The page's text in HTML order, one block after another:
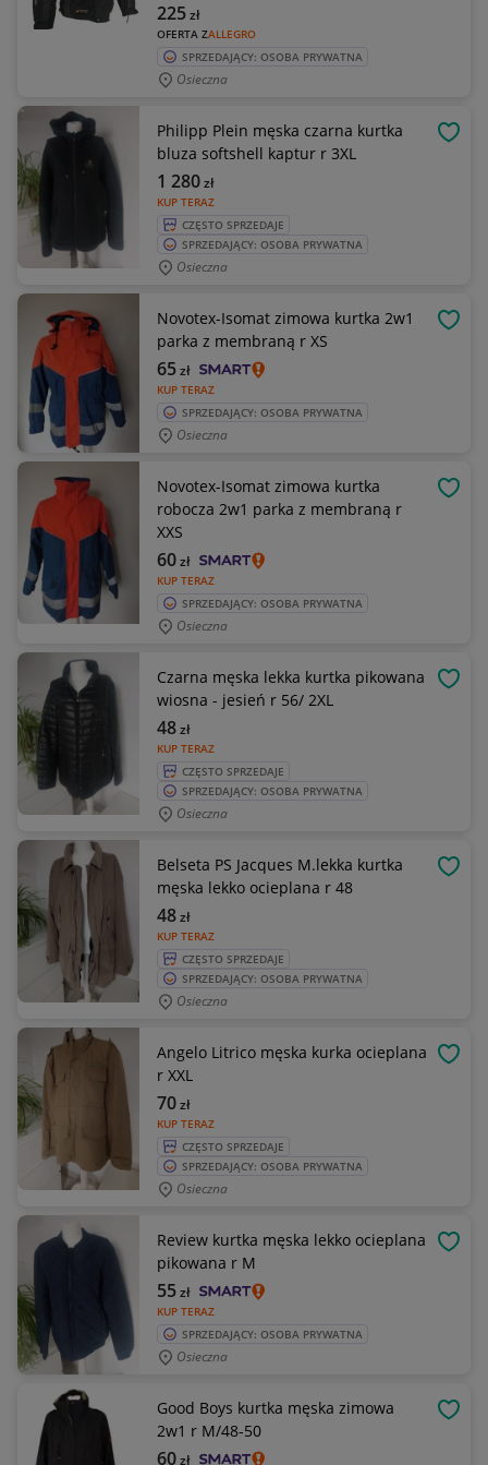
OFERTA ZALLEGRO
225zł
SPRZEDAJĄCY: OSOBA PRYWATNA
Osieczna
Philipp Plein męska czarna kurtka
bluza softshell kaptur r 3XL
KUP TERAZ
1 280zł
CZĘSTO SPRZEDAJE
SPRZEDAJĄCY: OSOBA PRYWATNA
Osieczna
Novotex-Isomat zimowa kurtka 2w1
parka z membraną r XS
KUP TERAZ
65zł
SPRZEDAJĄCY: OSOBA PRYWATNA
Osieczna
Novotex-Isomat zimowa kurtka
robocza 2w1 parka z membraną r
XXS
KUP TERAZ
60zł
SPRZEDAJĄCY: OSOBA PRYWATNA
Osieczna
Czarna męska lekka kurtka pikowana
wiosna - jesień r 56/ 2XL
KUP TERAZ
48zł
CZĘSTO SPRZEDAJE
SPRZEDAJĄCY: OSOBA PRYWATNA
Osieczna
Belseta PS Jacques M.lekka kurtka
męska lekko ocieplana r 48
KUP TERAZ
48zł
CZĘSTO SPRZEDAJE
SPRZEDAJĄCY: OSOBA PRYWATNA
Osieczna
Angelo Litrico męska kurka ocieplana
r XXL
KUP TERAZ
70zł
CZĘSTO SPRZEDAJE
SPRZEDAJĄCY: OSOBA PRYWATNA
Osieczna
Review kurtka męska lekko ocieplana
pikowana r M
KUP TERAZ
55zł
SPRZEDAJĄCY: OSOBA PRYWATNA
Osieczna
Good Boys kurtka męska zimowa
2w1 r M/48-50
60zł